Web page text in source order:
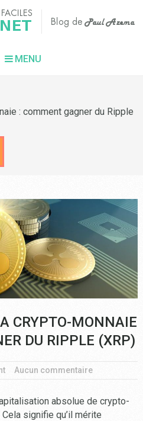
MENU
: comment gagner du Ripple
CRYPTO-MONNAIE
DU RIPPLE (XRP)
Aucun commentaire
absolue de crypto-
signifie qu’il mérite